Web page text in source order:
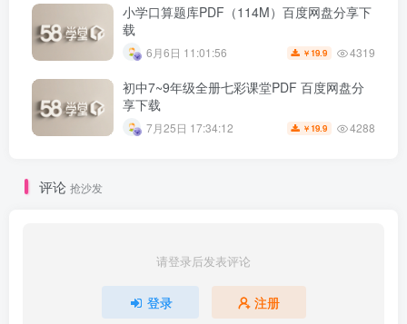
小学口算题库PDF（114M）百度网盘分享下
载
6月6日 11:01:56 ￥ 19.9 4319
初中7~9年级全册七彩课堂PDF 百度网盘分
享下载
7月25日 17:34:12 ￥ 19.9 4288
评论 抢沙发
请登录后发表评论
登录 注册